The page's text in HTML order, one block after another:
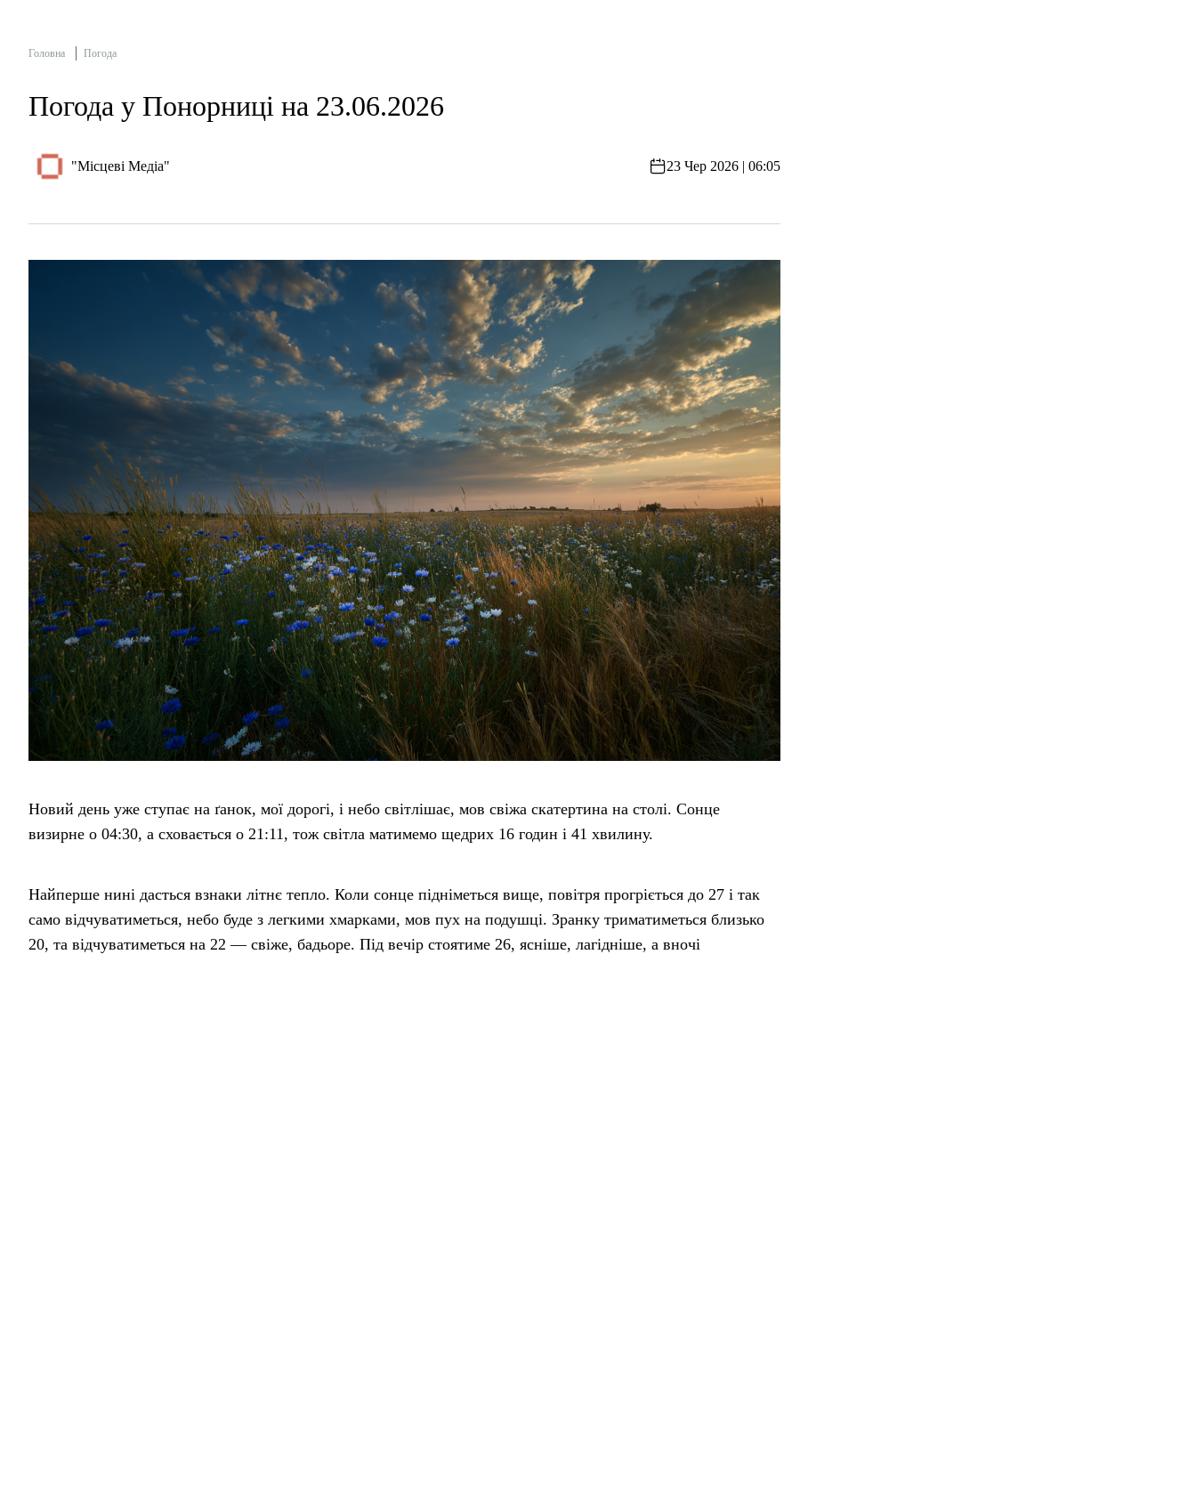
Головна Погода
Погода у Понорниці на 23.06.2026
"Місцеві Медіа" 23 Чер 2026 | 06:05
Новий день уже ступає на ґанок, мої дорогі, і небо світлішає, мов свіжа скатертина на столі. Сонце
визирне о 04:30, а сховається о 21:11, тож світла матимемо щедрих 16 годин і 41 хвилину.
Найперше нині дасться взнаки літнє тепло. Коли сонце підніметься вище, повітря прогріється до 27 і так
само відчуватиметься, небо буде з легкими хмарками, мов пух на подушці. Зранку триматиметься близько
20, та відчуватиметься на 22 — свіже, бадьоре. Під вечір стоятиме 26, ясніше, лагідніше, а вночі